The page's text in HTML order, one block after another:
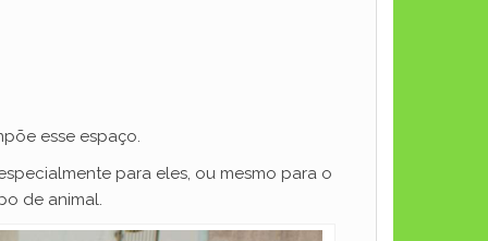
esse espaço.
para eles, ou mesmo para o
de animal.